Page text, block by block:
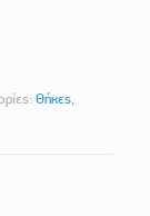
Θήκες,